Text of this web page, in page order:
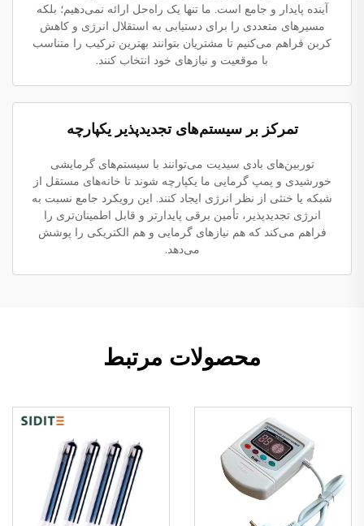
آینده پایدار و جامع است. ما تنها یک راه‌حل ارائه نمی‌دهیم؛ بلکه
مسیرهای متعددی را برای دستیابی به استقلال انرژی و کاهش
کربن فراهم می‌کنیم تا مشتریان بتوانند بهترین ترکیب را متناسب
با موقعیت و نیازهای خود انتخاب کنند.
تمرکز بر سیستم‌های تجدیدپذیر یکپارچه
توربین‌های بادی سیدیت می‌توانند با سیستم‌های گرمایشی
خورشیدی و پمپ گرمایی ما یکپارچه شوند تا خانه‌های مستقل از
شبکه یا خنثی از نظر انرژی ایجاد کنند. این رویکرد جامع نسبت به
انرژی تجدیدپذیر، تأمین برقی پایدارتر و قابل اطمینان‌تری را
فراهم می‌کند که هم نیازهای گرمایی و هم الکتریکی را پوشش
می‌دهد.
محصولات مرتبط